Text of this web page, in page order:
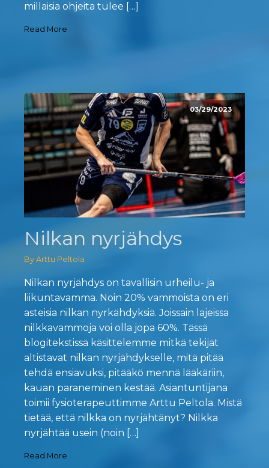
millaisia ohjeita tulee […]
Read More
03/29/2023
Nilkan nyrjähdys
By Arttu Peltola
Nilkan nyrjähdys on tavallisin urheilu- ja
liikuntavamma. Noin 20% vammoista on eri
asteisia nilkan nyrkähdyksiä. Joissain lajeissa
nilkkavammoja voi olla jopa 60%. Tässä
blogitekstissä käsittelemme mitkä tekijät
altistavat nilkan nyrjähdykselle, mitä pitää
tehdä ensiavuksi, pitääkö mennä lääkäriin,
kauan paraneminen kestää. Asiantuntijana
toimii fysioterapeuttimme Arttu Peltola. Mistä
tietää, että nilkka on nyrjähtänyt? Nilkka
nyrjähtää usein (noin […]
Read More